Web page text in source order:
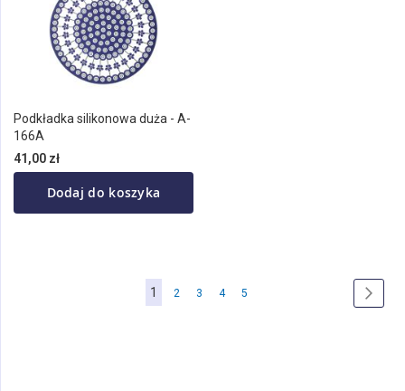
Podkładka silikonowa duża - A-
166A
41,00 zł
Dodaj do koszyka
Strona
Aktualnie
1 Strona
2 Strona
3 Strona
4 Strona
5